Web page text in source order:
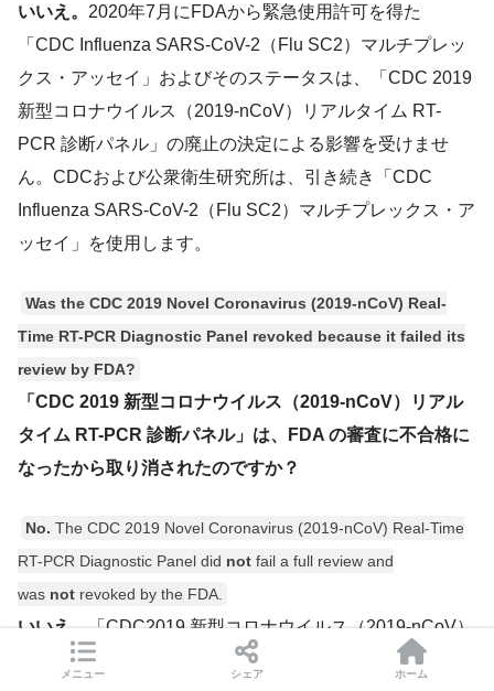
いいえ。 2020年7月にFDAから緊急使用許可を得た
「CDC Influenza SARS-CoV-2（Flu SC2）マルチプレッ
クス・アッセイ」およびそのステータスは、「CDC 2019
新型コロナウイルス（2019-nCoV）リアルタイム RT-
PCR 診断パネル」の廃止の決定による影響を受けませ
ん。CDCおよび公衆衛生研究所は、引き続き「CDC
Influenza SARS-CoV-2（Flu SC2）マルチプレックス・ア
ッセイ」を使用します。
Was the CDC 2019 Novel Coronavirus (2019-nCoV) Real-
Time RT-PCR Diagnostic Panel revoked because it failed its
review by FDA?
「CDC 2019 新型コロナウイルス（2019-nCoV）リアル
タイム RT-PCR 診断パネル」は、FDA の審査に不合格に
なったから取り消されたのですか？
No. The CDC 2019 Novel Coronavirus (2019-nCoV) Real-Time
RT-PCR Diagnostic Panel did not fail a full review and
was not revoked by the FDA.
いいえ。「CDC2019 新型コロナウイルス（2019-nCoV）
リアルタイム RT-PCR 診断パネル」は、完全な審査に不
メニュー シェア ホーム